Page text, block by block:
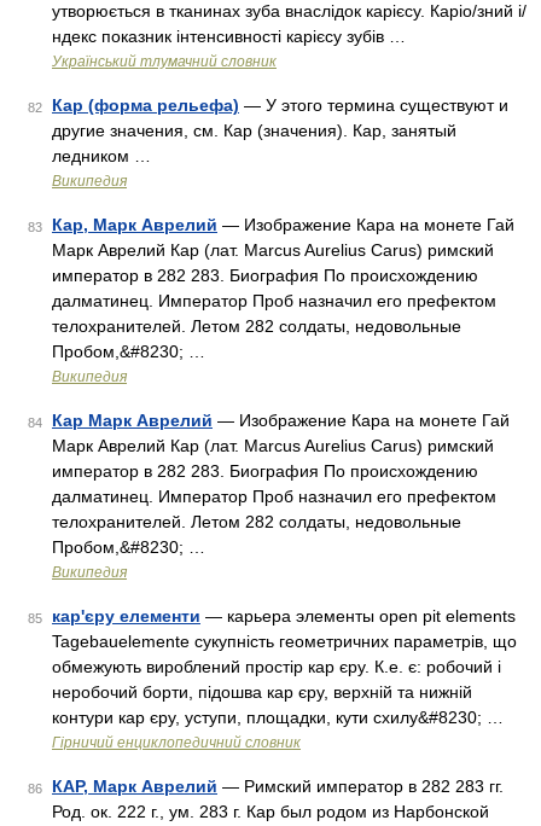
утворюється в тканинах зуба внаслідок карієсу. Каріо/зний і/
ндекс показник інтенсивності карієсу зубів …
Український тлумачний словник
82 Кар (форма рельефа) — У этого термина существуют и
другие значения, см. Кар (значения). Кар, занятый
ледником …
Википедия
83 Кар, Марк Аврелий — Изображение Кара на монете Гай
Марк Аврелий Кар (лат. Marcus Aurelius Carus) римский
император в 282 283. Биография По происхождению
далматинец. Император Проб назначил его префектом
телохранителей. Летом 282 солдаты, недовольные
Пробом,&#8230; …
Википедия
84 Кар Марк Аврелий — Изображение Кара на монете Гай
Марк Аврелий Кар (лат. Marcus Aurelius Carus) римский
император в 282 283. Биография По происхождению
далматинец. Император Проб назначил его префектом
телохранителей. Летом 282 солдаты, недовольные
Пробом,&#8230; …
Википедия
85 кар'єру елементи — карьера элементы open pit elements
Tagebauelemente сукупність геометричних параметрів, що
обмежують вироблений простір кар єру. К.е. є: робочий і
неробочий борти, підошва кар єру, верхній та нижній
контури кар єру, уступи, площадки, кути схилу&#8230; …
Гірничий енциклопедичний словник
86 КАР, Марк Аврелий — Римский император в 282 283 гг.
Род. ок. 222 г., ум. 283 г. Кар был родом из Нарбонской